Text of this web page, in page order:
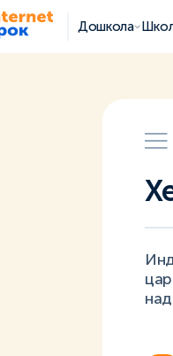
Дошкола